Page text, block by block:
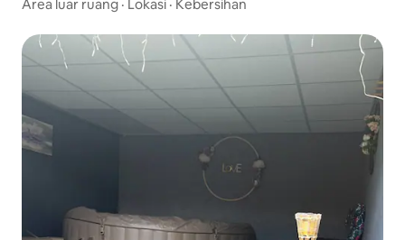
Area luar ruang · Lokasi · Kebersihan